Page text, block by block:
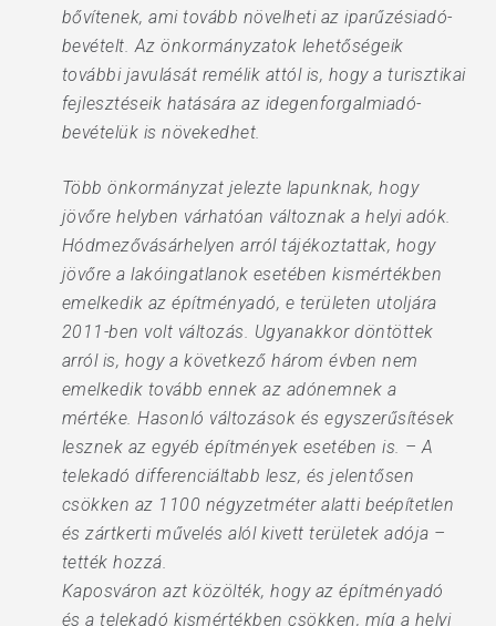
bővítenek, ami tovább növelheti az iparűzésiadó-
bevételt. Az önkormányzatok lehetőségeik
további javulását remélik attól is, hogy a turisztikai
fejlesztéseik hatására az idegenforgalmiadó-
bevételük is növekedhet.
Több önkormányzat jelezte lapunknak, hogy
jövőre helyben várhatóan változnak a helyi adók.
Hódmezővásárhelyen arról tájékoztattak, hogy
jövőre a lakóingatlanok esetében kismértékben
emelkedik az építményadó, e területen utoljára
2011-ben volt változás. Ugyanakkor döntöttek
arról is, hogy a következő három évben nem
emelkedik tovább ennek az adónemnek a
mértéke. Hasonló változások és egyszerűsítések
lesznek az egyéb építmények esetében is. – A
telekadó differenciáltabb lesz, és jelentősen
csökken az 1100 négyzetméter alatti beépítetlen
és zártkerti művelés alól kivett területek adója –
tették hozzá.
Kaposváron azt közölték, hogy az építményadó
és a telekadó kismértékben csökken, míg a helyi